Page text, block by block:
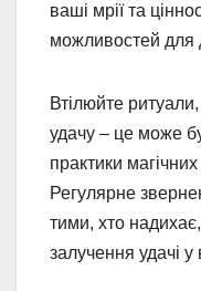
ваші мрії та
можливостей для
Втілюйте
удачу – це може
практики
Регулярне
тими, хто
залучення удачі